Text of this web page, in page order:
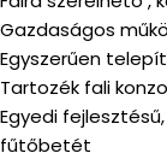
Gazdaságos
Egyszerűen
Tartozék fali
Egyedi
fűtőbetét